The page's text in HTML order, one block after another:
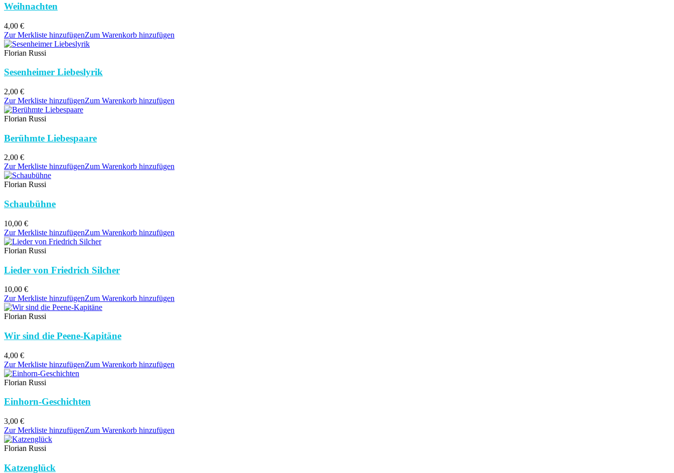
Weihnachten
4,00 €
Zur Merkliste hinzufügenZum Warenkorb hinzufügen
Florian Russi
Sesenheimer Liebeslyrik
2,00 €
Zur Merkliste hinzufügenZum Warenkorb hinzufügen
Florian Russi
Berühmte Liebespaare
2,00 €
Zur Merkliste hinzufügenZum Warenkorb hinzufügen
Florian Russi
Schaubühne
10,00 €
Zur Merkliste hinzufügenZum Warenkorb hinzufügen
Florian Russi
Lieder von Friedrich Silcher
10,00 €
Zur Merkliste hinzufügenZum Warenkorb hinzufügen
Florian Russi
Wir sind die Peene-Kapitäne
4,00 €
Zur Merkliste hinzufügenZum Warenkorb hinzufügen
Florian Russi
Einhorn-Geschichten
3,00 €
Zur Merkliste hinzufügenZum Warenkorb hinzufügen
Florian Russi
Katzenglück